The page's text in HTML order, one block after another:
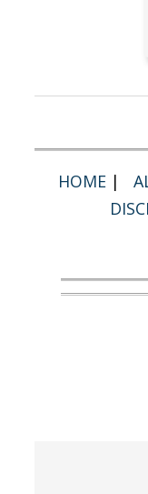
HOME |